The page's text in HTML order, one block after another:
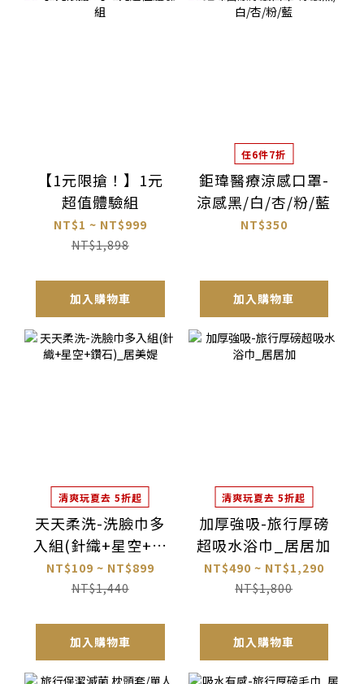
【1元限搶！】1元
超值體驗組
NT$1 ~ NT$999
NT$1,898
加入購物車
任6件7折
鉅瑋醫療涼感口罩-
涼感黑/白/杏/粉/藍
NT$350
加入購物車
清爽玩夏去 5折起
天天柔洗-洗臉巾多
入組(針織+星空+鑽
石)_居美媞
NT$109 ~ NT$899
NT$1,440
加入購物車
清爽玩夏去 5折起
加厚強吸-旅行厚磅
超吸水浴巾_居居加
NT$490 ~ NT$1,290
NT$1,800
加入購物車